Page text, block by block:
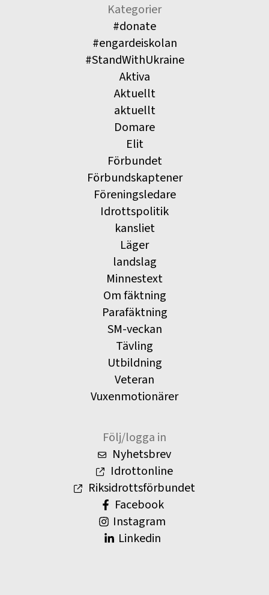
Kategorier
#donate
#engardeiskolan
#StandWithUkraine
Aktiva
Aktuellt
aktuellt
Domare
Elit
Förbundet
Förbundskaptener
Föreningsledare
Idrottspolitik
kansliet
Läger
landslag
Minnestext
Om fäktning
Parafäktning
SM-veckan
Tävling
Utbildning
Veteran
Vuxenmotionärer
Följ/logga in
Nyhetsbrev
Idrottonline
Riksidrottsförbundet
Facebook
Instagram
Linkedin